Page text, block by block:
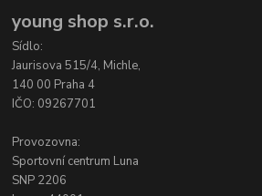
young shop s.r.o.
Sídlo:
Jaurisova 515/4, Michle,
140 00 Praha 4
IČO: 09267701
Provozovna:
Sportovní centrum Luna
SNP 2206